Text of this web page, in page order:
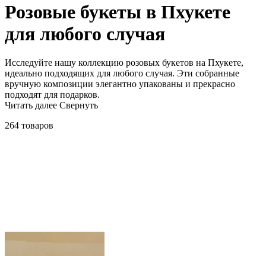
Розовые букеты в Пхукете
для любого случая
Исследуйте нашу коллекцию розовых букетов на Пхукете,
идеально подходящих для любого случая. Эти собранные
вручную композиции элегантно упакованы и прекрасно
подходят для подарков.
Читать далее Свернуть
264 товаров